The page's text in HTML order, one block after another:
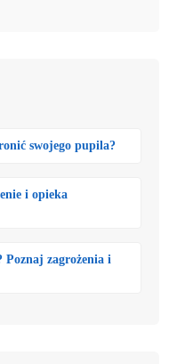
swojego pupila?
i opieka
Poznaj zagrożenia i